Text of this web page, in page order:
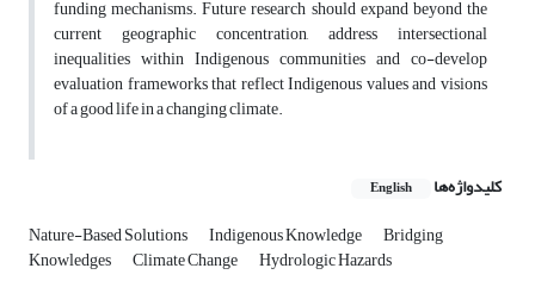
funding mechanisms. Future research should expand beyond the
current geographic concentration, address intersectional
inequalities within Indigenous communities and co-develop
evaluation frameworks that reflect Indigenous values and visions
of a good life in a changing climate.
کلیدواژه‌ها English
Nature-Based Solutions Indigenous Knowledge Bridging
Knowledges Climate Change Hydrologic Hazards